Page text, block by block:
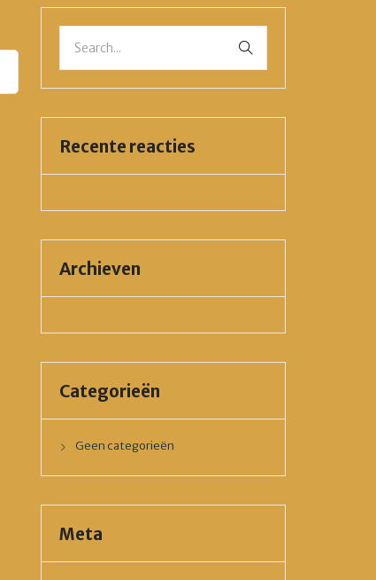
Recente reacties
Archieven
Categorieën
Geen categorieën
Meta